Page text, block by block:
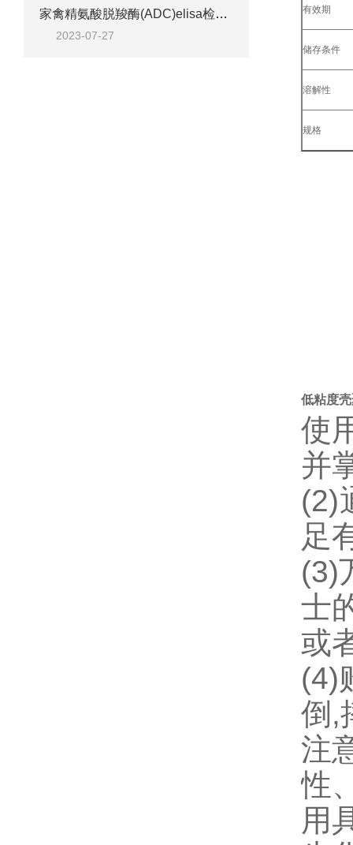
家禽精氨酸脱羧酶(ADC)elisa检测试剂盒说明
2023-07-27
有效期
储存条件
溶解性
规格
低粘度
使
并
(2)
足
(3)
士
或
(4)
倒,
注
性
用